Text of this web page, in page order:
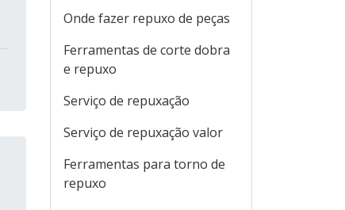
Onde fazer repuxo de peças
Ferramentas de corte dobra
e repuxo
Serviço de repuxação
Serviço de repuxação valor
Ferramentas para torno de
repuxo